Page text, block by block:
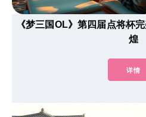
《梦三国OL》第四届点将杯
煌
详情